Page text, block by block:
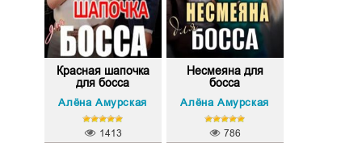
Красная шапочка
для босса
Алёна Амурская
1413
Несмеяна для
босса
Алёна Амурская
786